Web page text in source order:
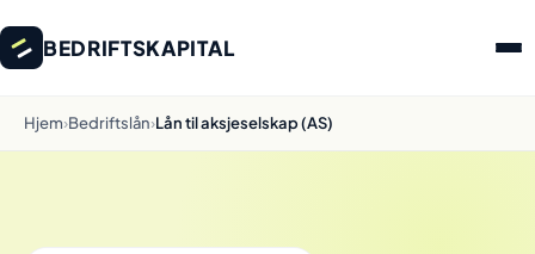
BEDRIFTSKAPITAL
Hjem›Bedriftslån›Lån til aksjeselskap (AS)